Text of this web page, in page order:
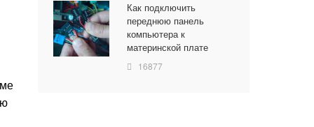
Как подключить
переднюю панель
компьютера к
материнской плате
16877